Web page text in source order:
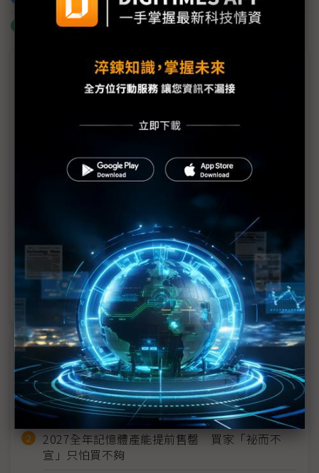
什麼是「關鍵字追蹤」
議題精選－鴻海50週年回顧與前瞻
二十餘載釀一壺好酒 鴻海半導體發展煞不住
起頭不順遂 鴻海機器人大夢續寫新篇章
鴻海著眼長期發展 默默撒下數位健康、新世代通訊
大網
掌握平台與AI巨擘人脈 鴻海填上軟體關鍵拼圖
近７天熱門報導
MLCC訂單過熱、出貨比創高 村田示警全球AI基
建熱潮將趨緩
2027全年記憶體產能提前售罄 買家「祕而不
宣」只怕買不夠